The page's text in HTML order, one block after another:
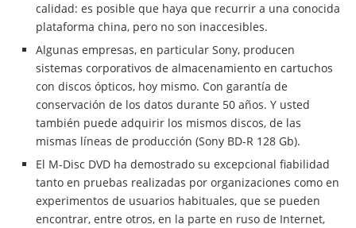
calidad: es posible que haya que recurrir a una conocida
plataforma china, pero no son inaccesibles.
Algunas empresas, en particular Sony, producen
sistemas corporativos de almacenamiento en cartuchos
con discos ópticos, hoy mismo. Con garantía de
conservación de los datos durante 50 años. Y usted
también puede adquirir los mismos discos, de las
mismas líneas de producción (Sony BD-R 128 Gb).
El M-Disc DVD ha demostrado su excepcional fiabilidad
tanto en pruebas realizadas por organizaciones como en
experimentos de usuarios habituales, que se pueden
encontrar, entre otros, en la parte en ruso de Internet,